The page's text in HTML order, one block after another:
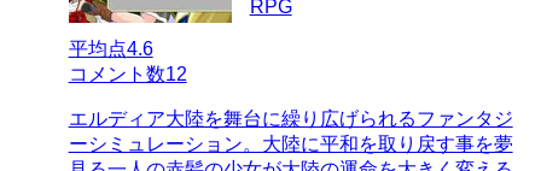
RPG
平均点4.6
コメント数12
エルディア大陸を舞台に繰り広げられるファンタジ
ーシミュレーション。大陸に平和を取り戻す事を夢